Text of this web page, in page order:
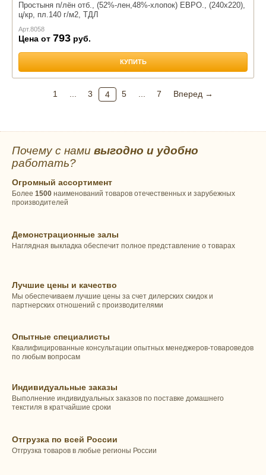
Простыня п/лён отб., (52%-лен,48%-хлопок) ЕВРО., (240х220),
ц/кр, пл.140 г/м2, ТДЛ
Арт.8058
Цена от 793 руб.
КУПИТЬ
1 3 4 5 7 Вперед →
Почему с нами выгодно и удобно
работать?
Огромный ассортимент
Более 1500 наименований товаров отечественных и зарубежных
производителей
Демонстрационные залы
Наглядная выкладка обеспечит полное представление о товарах
Лучшие цены и качество
Мы обеспечиваем лучшие цены за счет дилерских скидок и
партнерских отношений с производителями
Опытные специалисты
Квалифицированные консультации опытных менеджеров-товароведов
по любым вопросам
Индивидуальные заказы
Выполнение индивидуальных заказов по поставке домашнего
текстиля в кратчайшие сроки
Отгрузка по всей России
Отгрузка товаров в любые регионы России